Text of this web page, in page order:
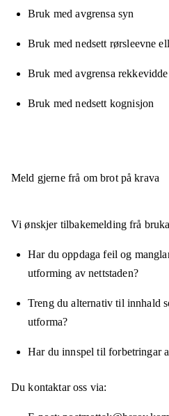
Bruk med avgrensa syn
Bruk med nedsett rørsleevne
Bruk med avgrensa rekkevidde
Bruk med nedsett kognisjon
Meld gjerne frå om brot på krava
Vi ønskjer tilbakemelding frå
Har du oppdaga feil og
utforming av nettstaden?
Treng du alternativ til innhald
utforma?
Har du innspel til forbetringar
Du kontaktar oss via: